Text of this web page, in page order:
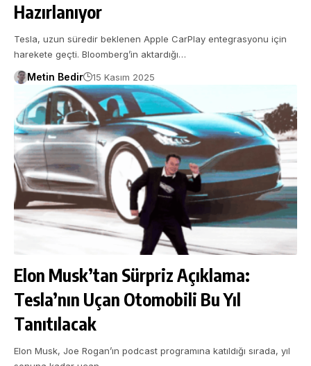
Hazırlanıyor
Tesla, uzun süredir beklenen Apple CarPlay entegrasyonu için
harekete geçti. Bloomberg’in aktardığı…
Metin Bedir 15 Kasım 2025
Elon Musk’tan Sürpriz Açıklama:
Tesla’nın Uçan Otomobili Bu Yıl
Tanıtılacak
Elon Musk, Joe Rogan’ın podcast programına katıldığı sırada, yıl